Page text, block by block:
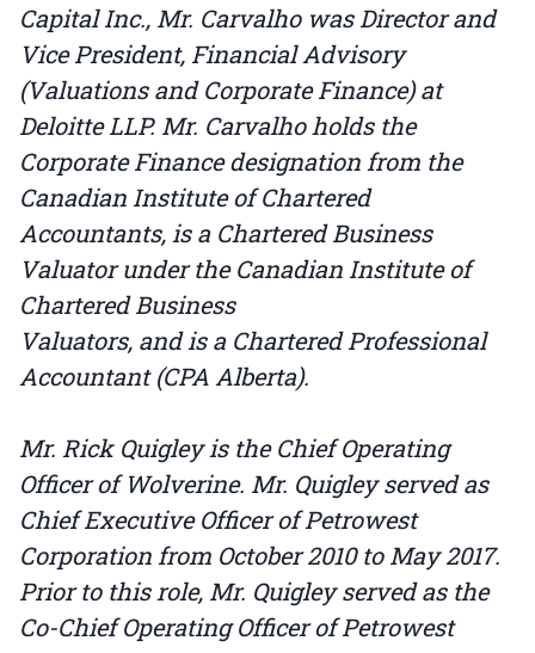
Capital Inc., Mr. Carvalho was Director and
Vice President, Financial Advisory
(Valuations and Corporate Finance) at
Deloitte LLP. Mr. Carvalho holds the
Corporate Finance designation from the
Canadian Institute of Chartered
Accountants, is a Chartered Business
Valuator under the Canadian Institute of
Chartered Business
Valuators, and is a Chartered Professional
Accountant (CPA Alberta).
Mr. Rick Quigley is the Chief Operating
Officer of Wolverine. Mr. Quigley served as
Chief Executive Officer of Petrowest
Corporation from October 2010 to May 2017.
Prior to this role, Mr. Quigley served as the
Co-Chief Operating Officer of Petrowest